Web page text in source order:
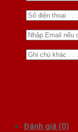
Đánh giá (0)